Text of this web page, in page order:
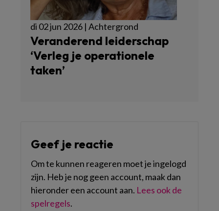
di 02 jun 2026 | Achtergrond
Veranderend leiderschap
‘Verleg je operationele
taken’
Geef je reactie
Om te kunnen reageren moet je ingelogd
zijn. Heb je nog geen account, maak dan
hieronder een account aan. Lees ook de
spelregels.